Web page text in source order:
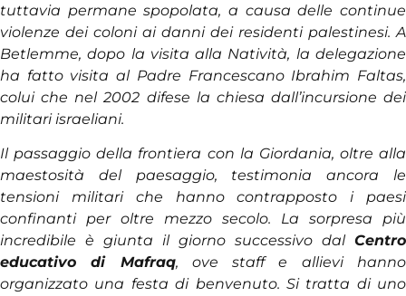
tuttavia permane spopolata, a causa delle continue
violenze dei coloni ai danni dei residenti palestinesi. A
Betlemme, dopo la visita alla Natività, la delegazione
ha fatto visita al Padre Francescano Ibrahim Faltas,
colui che nel 2002 difese la chiesa dall’incursione dei
militari israeliani.
Il passaggio della frontiera con la Giordania, oltre alla
maestosità del paesaggio, testimonia ancora le
tensioni militari che hanno contrapposto i paesi
confinanti per oltre mezzo secolo. La sorpresa più
incredibile è giunta il giorno successivo dal Centro
educativo di Mafraq, ove staff e allievi hanno
organizzato una festa di benvenuto. Si tratta di uno